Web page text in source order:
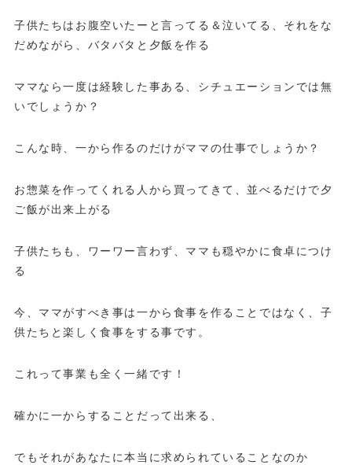
子供たちはお腹空いたーと言ってる＆泣いてる、それをな
だめながら、バタバタと夕飯を作る
ママなら一度は経験した事ある、シチュエーションでは無
いでしょうか？
こんな時、一から作るのだけがママの仕事でしょうか？
お惣菜を作ってくれる人から買ってきて、並べるだけで夕
ご飯が出来上がる
子供たちも、ワーワー言わず、ママも穏やかに食卓につけ
る
今、ママがすべき事は一から食事を作ることではなく、子
供たちと楽しく食事をする事です。
これって事業も全く一緒です！
確かに一からすることだって出来る、
でもそれがあなたに本当に求められていることなのか